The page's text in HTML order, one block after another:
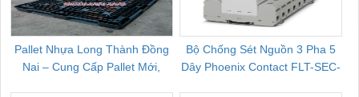
Pallet Nhựa Long Thành Đồng
Nai – Cung Cấp Pallet Mới,
Bộ Chống Sét Nguồn 3 Pha 5
Dây Phoenix Contact FLT-SEC-